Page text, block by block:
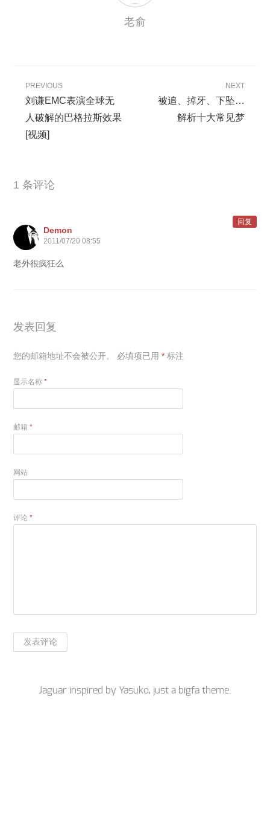
老俞
PREVIOUS
刘谦EMC表演全球无
人破解的巴格拉斯效果
[视频]
NEXT
被追、掉牙、下坠…
解析十大常见梦
1 条评论
Demon
2011/07/20 08:55
老外很疯狂么
回复
发表回复
您的邮箱地址不会被公开。 必填项已用* 标注
显示名称*
邮箱*
网站
评论*
Jaguar inspired by Yasuko, just a bigfa theme.